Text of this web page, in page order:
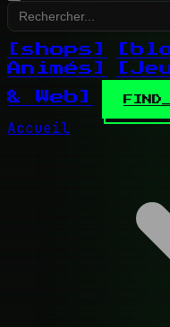
[shops]
Animés]
& Web]
Accueil